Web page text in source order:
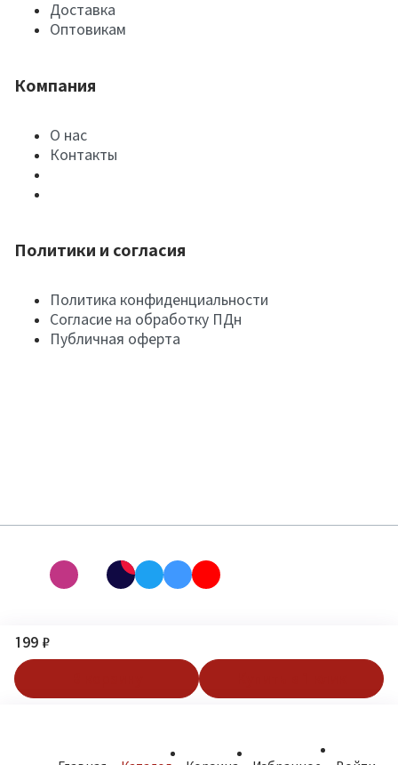
199 ₽
Доставка
Оптовикам
Компания
О нас
Контакты
Политики и согласия
Политика конфиденциальности
Согласие на обработку ПДн
Публичная оферта